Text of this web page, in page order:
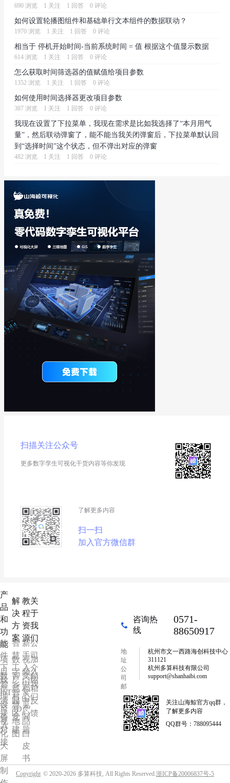
690 浏览 1 关注 1 回答 0 评论
如何设置轮播图组件和基础单行文本组件的数据联动？
1970 浏览 1 关注 1 回答 0 评论
相当于 停机开始时间-当前系统时间 = 值 根据这个值显示数据
614 浏览 1 关注 1 回答 0 评论
怎么获取时间筛选器的值赋值给项目参数
1352 浏览 1 关注 1 回答 0 评论
如何使用时间选择器更改项目参数
387 浏览 1 关注 1 回答 0 评论
我现在设置了下拉菜单，我现在需求是比如我选择了“本月用气
量”，然后联动弹窗了，能不能当我关闭弹窗后，下拉菜单默认回
到“选择时间”这个状态，但不弹出对应的弹窗
482 浏览 1 关注 1 回答 0 评论
扫描关注公众号
更多数字孪生可视化干货内容等你发现
了解更多内容
扫一扫
加入官方微信群
产
品
和
功
能
软
件
下
载
项
目
管
理
数
据
源
接
入
IoT
设
备
对
接
可
视
化
大
屏
制
解
决
方
案
智
慧
工
厂
数
字
乡
村
智
慧
园
区
智
慧
党
建
3D
地
图
教
程
资
源
新
手
入
门
视
频
中
心
文
档
中
心
常
见
问
题
产
品
白
皮
书
关
于
我
们
公
司
介
绍
加
入
我
们
邮
箱
反
馈
咨询热
线
0571-
88650917
地
址
公
司
邮
箱
杭州市文一西路海创科技中心
311121
杭州多算科技有限公司
support@shanhaibi.com
关注山海鯨官方qq群，
了解更多内容
QQ群号：788095444
Copyright © 2020-2026 多算科技, All Rights Reserved.浙ICP备20006837号-5